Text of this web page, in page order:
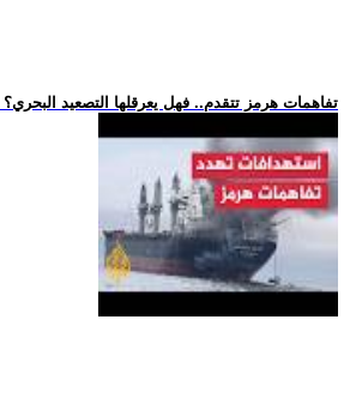
.. تفاهمات هرمز تتقدم.. فهل يعرقلها التصعيد البحري؟